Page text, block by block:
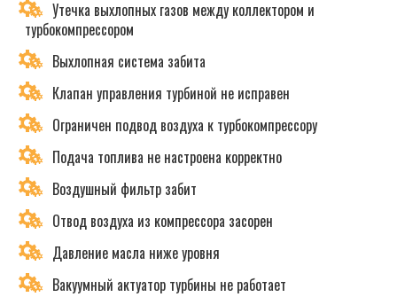
Утечка выхлопных газов между коллектором и
турбокомпрессором
Выхлопная система забита
Клапан управления турбиной не исправен
Ограничен подвод воздуха к турбокомпрессору
Подача топлива не настроена корректно
Воздушный фильтр забит
Отвод воздуха из компрессора засорен
Давление масла ниже уровня
Вакуумный актуатор турбины не работает